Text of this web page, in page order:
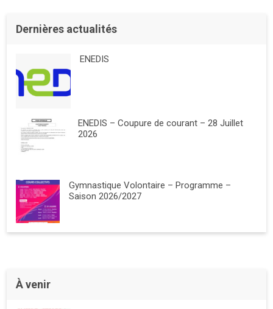
Dernières actualités
ENEDIS
ENEDIS – Coupure de courant – 28 Juillet
2026
Gymnastique Volontaire – Programme –
Saison 2026/2027
À venir